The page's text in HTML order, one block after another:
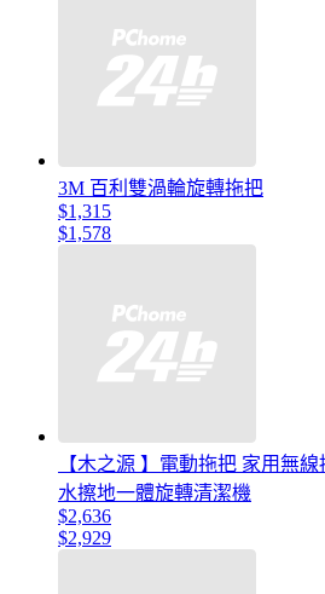
3M 百利雙渦輪旋轉拖把
$1,315
$1,578
【木之源 】電動拖把 家用無
水擦地一體旋轉清潔機
$2,636
$2,929